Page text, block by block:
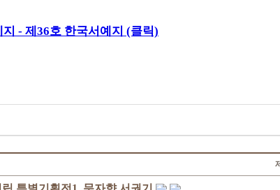
- 제36호 한국서예지 (클릭)